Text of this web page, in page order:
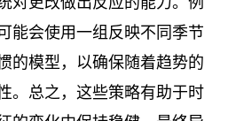
能会使用一组反映不同季节
的模型，以确保随着趋势的
。总之，这些策略有助于时